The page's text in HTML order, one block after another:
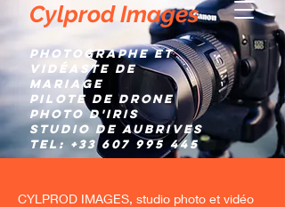
Cylprod Images
Photographe et
Vidéaste de
mariage
Pilote de Drone
Photo d'IRIS
Studio de AUBRIVES
TEL: +33 607 995 445
CYLPROD IMAGES, studio photo et vidéo